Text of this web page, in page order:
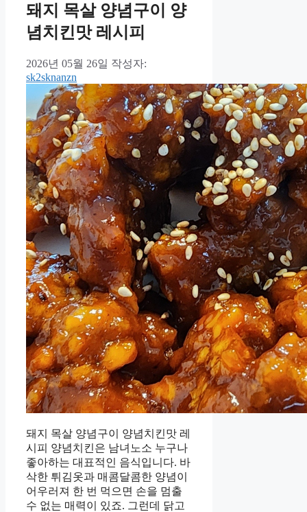
돼지 목살 양념구이 양
념치킨맛 레시피
2026년 05월 26일 작성자:
sk2sknanzn
돼지 목살 양념구이 양념치킨맛 레
시피 양념치킨은 남녀노소 누구나
좋아하는 대표적인 음식입니다. 바
삭한 튀김옷과 매콤달콤한 양념이
어우러져 한 번 먹으면 손을 멈출
수 없는 매력이 있죠. 그런데 닭고